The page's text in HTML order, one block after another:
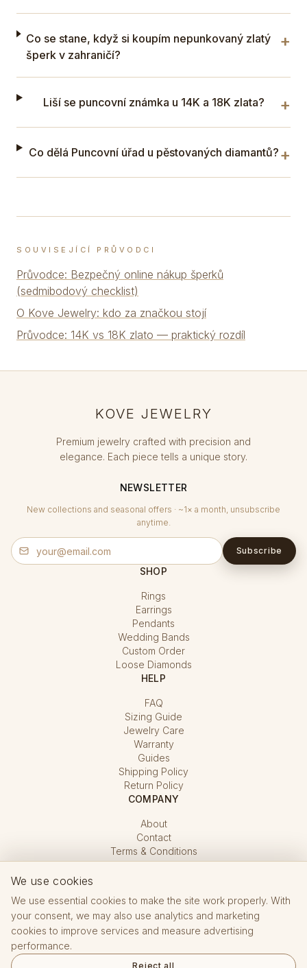
Co se stane, když si koupím nepunkovaný zlatý
šperk v zahraničí?
+
Liší se puncovní známka u 14K a 18K zlata? +
Co dělá Puncovní úřad u pěstovaných diamantů? +
SOUVISEJÍCÍ PRŮVODCI
Průvodce: Bezpečný online nákup šperků
(sedmibodový checklist)
O Kove Jewelry: kdo za značkou stojí
Průvodce: 14K vs 18K zlato — praktický rozdíl
KOVE JEWELRY
Premium jewelry crafted with precision and
elegance. Each piece tells a unique story.
NEWSLETTER
New collections and seasonal offers · ~1× a month, unsubscribe
anytime.
Subscribe
SHOP
Rings
Earrings
Pendants
Wedding Bands
Custom Order
Loose Diamonds
HELP
FAQ
Sizing Guide
Jewelry Care
Warranty
Guides
Shipping Policy
Return Policy
COMPANY
About
Contact
Terms & Conditions
Privacy Policy
We use cookies
We use essential cookies to make the site work properly. With
your consent, we may also use analytics and marketing
cookies to improve services and measure advertising
performance.
Reject all